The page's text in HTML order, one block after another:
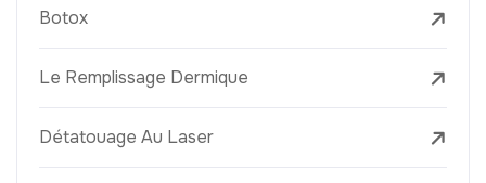
Botox
Le Remplissage Dermique
Détatouage Au Laser